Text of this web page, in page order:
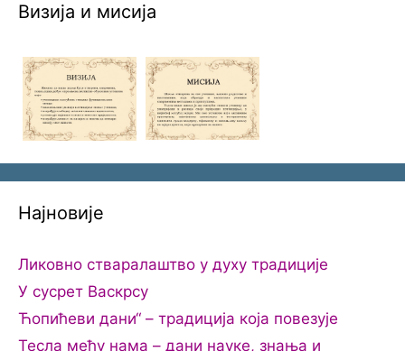
Визија и мисија
Најновије
Ликовно стваралаштво у духу традиције
У сусрет Васкрсу
Ћопићеви дани“ – традиција која повезује
Тесла међу нама – дани науке, знања и